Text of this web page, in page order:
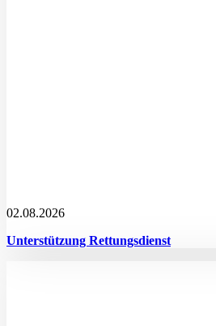
02.08.2026
Unterstützung Rettungsdienst